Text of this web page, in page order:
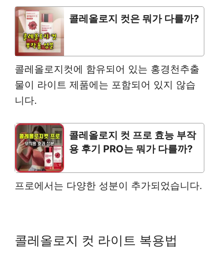
콜레올로지 컷은 뭐가 다를까?
콜레올로지컷에 함유되어 있는 홍경천추출
물이 라이트 제품에는 포함되어 있지 않습
니다.
콜레올로지 컷 프로 효능 부작
용 후기 PRO는 뭐가 다를까?
프로에서는 다양한 성분이 추가되었습니다.
콜레올로지 컷 라이트 복용법